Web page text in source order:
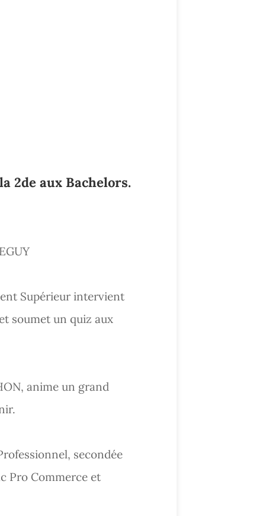
2de aux Bachelors.
Supérieur intervient
soumet un quiz aux
anime un grand
secondée
Pro Commerce et